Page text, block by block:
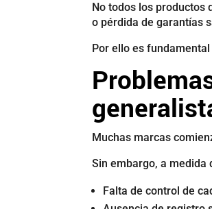
No todos los
o pérdida de garantías
Por ello es
Muchas marcas
Sin embargo, a medida
Falta de control de